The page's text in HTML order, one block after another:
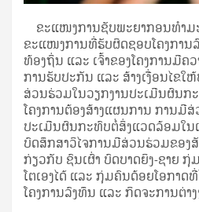
ຂະແໜງການຊັບພະຍາກອນທໍາມ
ຂະແໜງການທີ່ຮັບຜິດຊອບໂຄງການ
ທ້ອງຖິ່ນ ແລະ ເຈົ້າຂອງໂຄງການມີ
ການຮັບປະກັນ ແລະ ສ້າງເງື່ອນໄຂ
ສ່ວນຮ່ວມໃນວຽກງານປະເມີນຜົນກ
ໂຄງການຕ້ອງສ້າງແຜນການ ການມີ
ປະເມີນຜົນກະທົບຕໍ່ສິ່ງແວດລ້ອມໃນ
ບົດສຶກສາວິໄຈການມີສ່ວນຮ່ວມຂອງສັ
ກ່ຽວກັບ ຊົນເຜົ່າ ບົດບາດຍິງ-ຊາຍ
ໂຕເອງໄດ້ ແລະ ກຸ່ມຄົນດ້ອຍໂອກາດ
ໂຄງການລົງທຶນ ແລະ ກິດຈະການຕ່າ